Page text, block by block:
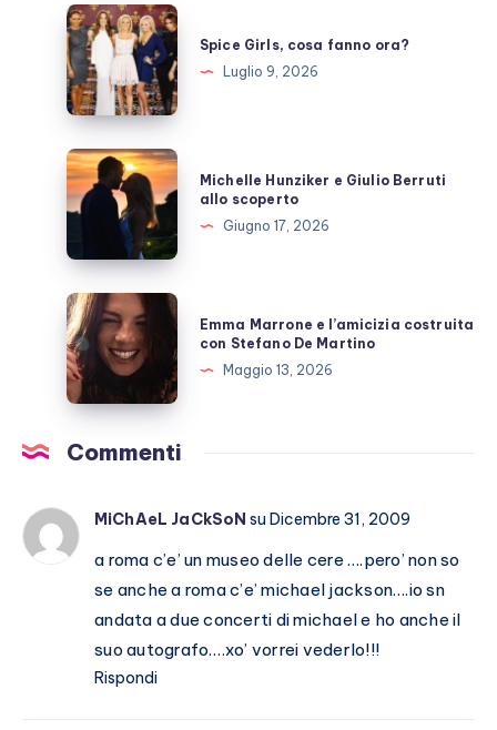
pausa,
fan
preoccupati
Spice
Girls,
cosa
fanno
ora?
Spice Girls, cosa fanno ora?
Luglio 9, 2026
Michelle
Hunziker
e
Berruti
allo
scoperto
Michelle Hunziker e Giulio Berruti
allo scoperto
Giugno 17, 2026
Emma
Marrone
e
l’amicizia
costruita
con
Martino
Emma Marrone e l’amicizia costruita
con Stefano De Martino
Maggio 13, 2026
Commenti
MiChAeL JaCkSoN su Dicembre 31, 2009
a roma c’e’ un museo delle cere ….pero’ non so
se anche a roma c’e’ michael jackson….io sn
andata a due concerti di michael e ho anche il
suo autografo….xo’ vorrei vederlo!!!
Rispondi